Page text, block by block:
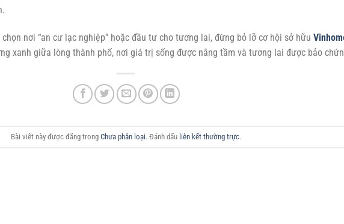
nơi “an cư lạc nghiệp” hoặc đầu tư cho tương lai, đừng bỏ lỡ cơ hội sở hữu
xanh giữa lòng thành phố, nơi giá trị sống được nâng tầm và tương lai được bảo
Bài viết này được đăng trong Chưa phân loại. Đánh dấu liên kết thường trực.